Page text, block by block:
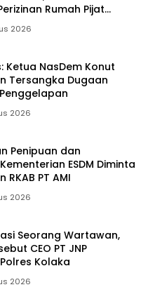
Rumah Pijat
2026
Ketua NasDem Konut
Tersangka Dugaan
2026
Penipuan dan
ESDM Diminta
PT AMI
2026
Seorang Wartawan,
CEO PT JNP
Kolaka
2026